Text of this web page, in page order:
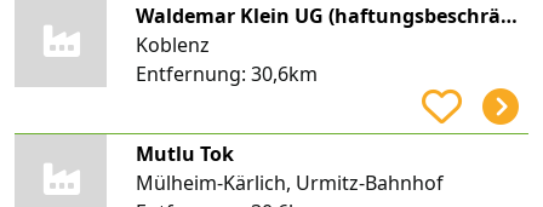
Waldemar Klein UG (haftungsbeschränkt)
Koblenz
Entfernung: 30,6km
Mutlu Tok
Mülheim-Kärlich, Urmitz-Bahnhof